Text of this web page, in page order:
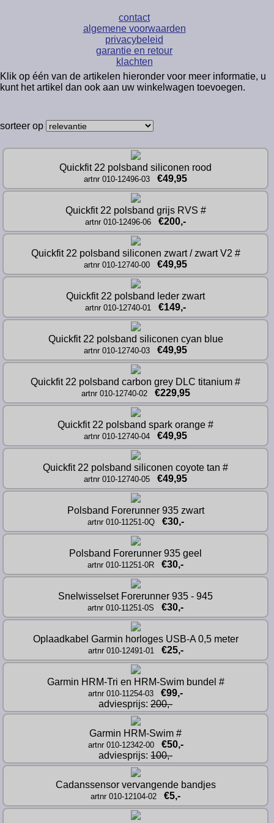
contact
algemene voorwaarden
privacybeleid
garantie en retour
klachten
Klik op één van de artikelen hieronder voor meer informatie, u
kunt het artikel dan ook aan uw winkelwagen toevoegen.
sorteer op
Quickfit 22 polsband siliconen rood
artnr 010-12496-03 €49,95
Quickfit 22 polsband grijs RVS #
artnr 010-12496-06 €200,-
Quickfit 22 polsband siliconen zwart / zwart V2 #
artnr 010-12740-00 €49,95
Quickfit 22 polsband leder zwart
artnr 010-12740-01 €149,-
Quickfit 22 polsband siliconen cyan blue
artnr 010-12740-03 €49,95
Quickfit 22 polsband carbon grey DLC titanium #
artnr 010-12740-02 €229,95
Quickfit 22 polsband spark orange #
artnr 010-12740-04 €49,95
Quickfit 22 polsband siliconen coyote tan #
artnr 010-12740-05 €49,95
Polsband Forerunner 935 zwart
artnr 010-11251-0Q €30,-
Polsband Forerunner 935 geel
artnr 010-11251-0R €30,-
Snelwisselset Forerunner 935 - 945
artnr 010-11251-0S €30,-
Oplaadkabel Garmin horloges USB-A 0,5 meter
artnr 010-12491-01 €25,-
Garmin HRM-Tri en HRM-Swim bundel #
artnr 010-11254-03
€99,-
adviesprijs: 200,-
Garmin HRM-Swim #
artnr 010-12342-00
€50,-
adviesprijs: 100,-
Cadanssensor vervangende bandjes
artnr 010-12104-02 €5,-